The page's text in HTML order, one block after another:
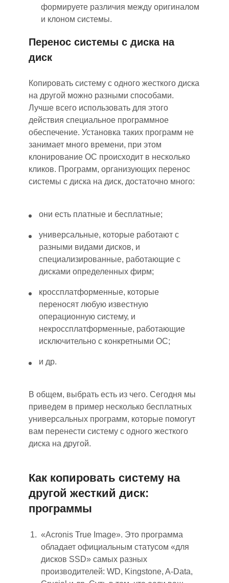
формируете различия между оригиналом
и клоном системы.
Перенос системы с диска на
диск
Копировать систему с одного жесткого диска
на другой можно разными способами.
Лучше всего использовать для этого
действия специальное программное
обеспечение. Установка таких программ не
занимает много времени, при этом
клонирование ОС происходит в несколько
кликов. Программ, организующих перенос
системы с диска на диск, достаточно много:
они есть платные и бесплатные;
универсальные, которые работают с
разными видами дисков, и
специализированные, работающие с
дисками определенных фирм;
кроссплатформенные, которые
переносят любую известную
операционную систему, и
некроссплатформенные, работающие
исключительно с конкретными ОС;
и др.
В общем, выбрать есть из чего. Сегодня мы
приведем в пример несколько бесплатных
универсальных программ, которые помогут
вам перенести систему с одного жесткого
диска на другой.
Как копировать систему на
другой жесткий диск:
программы
«Acronis True Image». Это программа
обладает официальным статусом «для
дисков SSD» самых разных
производителей: WD, Kingstone, A-Data,